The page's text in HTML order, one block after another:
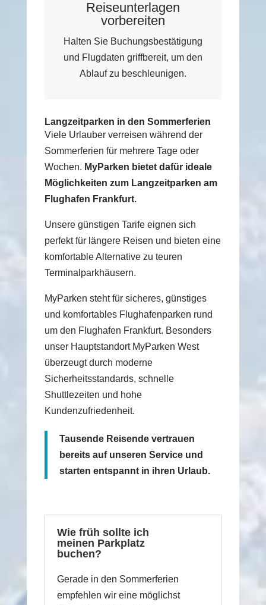
Reiseunterlagen
vorbereiten
Halten Sie Buchungsbestätigung
und Flugdaten griffbereit, um den
Ablauf zu beschleunigen.
Langzeitparken in den Sommerferien
Viele Urlauber verreisen während der
Sommerferien für mehrere Tage oder
Wochen. MyParken bietet dafür ideale
Möglichkeiten zum Langzeitparken am
Flughafen Frankfurt.
Unsere günstigen Tarife eignen sich
perfekt für längere Reisen und bieten eine
komfortable Alternative zu teuren
Terminalparkhäusern.
MyParken steht für sicheres, günstiges
und komfortables Flughafenparken rund
um den Flughafen Frankfurt. Besonders
unser Hauptstandort MyParken West
überzeugt durch moderne
Sicherheitsstandards, schnelle
Shuttlezeiten und hohe
Kundenzufriedenheit.
Tausende Reisende vertrauen
bereits auf unseren Service und
starten entspannt in ihren Urlaub.
Wie früh sollte ich
meinen Parkplatz
buchen?
Gerade in den Sommerferien
empfehlen wir eine möglichst